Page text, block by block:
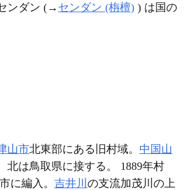
ンダン (→ センダン (栴檀) ) は国の
山市北東部にある旧村域。 中国山
北は鳥取県に接する。 1889年村
に編入。 吉井川 の支流加茂川の上